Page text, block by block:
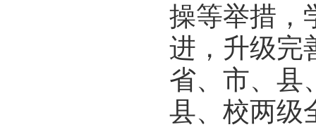
操等举措，
进，升级完
省、市、县
县、校两级